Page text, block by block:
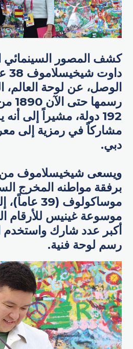
كشف المصور السينمائي
الوصل، عن لوحة
دبي.
ويسعى شيخيسلاموف من
برفقة مواطنه المخرج
موساكولوف
موسوعة غينيس للأرقام
أكبر عدد شارك واستخدم
رسم لوحة فنية.